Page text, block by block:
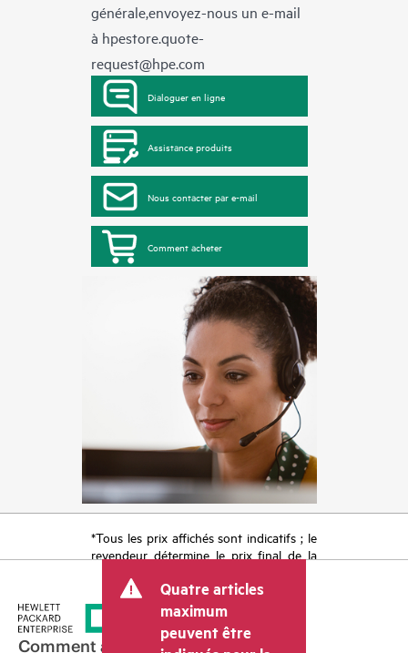
générale,envoyez-nous un e-mail
à hpestore.quote-
request@hpe.com
Dialoguer en ligne
Assistance produits
Nous contacter par e-mail
Comment acheter
*Tous les prix affichés sont indicatifs ; le
revendeur détermine le prix final de la
tels que la TVA ou les taxes sur la vente
et les frais d’expédition. Le prix de la
transaction déterminé par le revendeur
peut varier par rapport à d’autres
Quatre articles
maximum
peuvent être
Comment acheter